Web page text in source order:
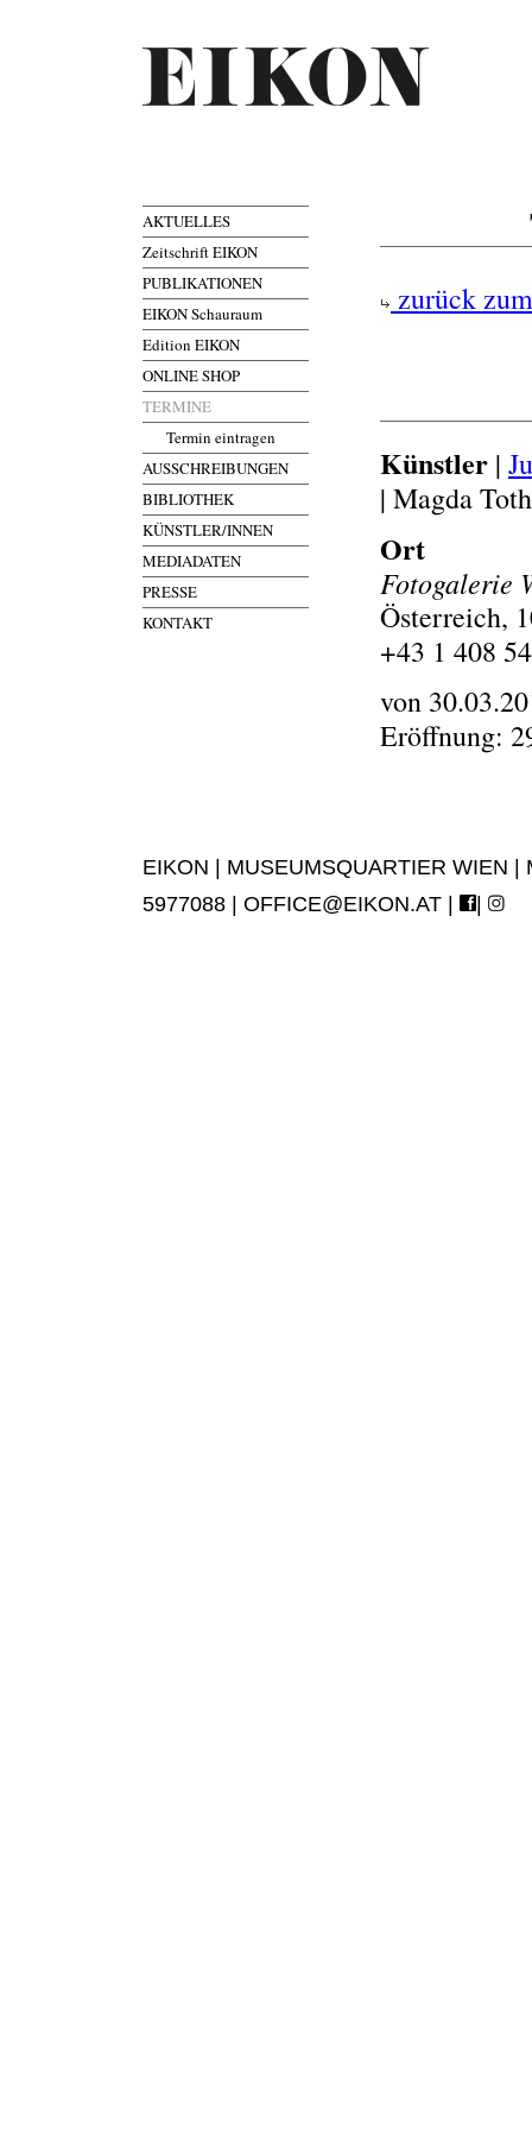
AKTUELLES
Zeitschrift EIKON
PUBLIKATIONEN
EIKON Schauraum
Edition EIKON
ONLINE SHOP
TERMINE
Termin eintragen
AUSSCHREIBUNGEN
BIBLIOTHEK
KÜNSTLER/INNEN
MEDIADATEN
PRESSE
KONTAKT
zurück
Künstler |
| Magda
Ort
Fotogalerie
Österreich,
+43 1 408
von
Eröffnung:
EIKON | MUSEUMSQUARTIER WIEN
5977088 | OFFICE@EIKON.AT | |